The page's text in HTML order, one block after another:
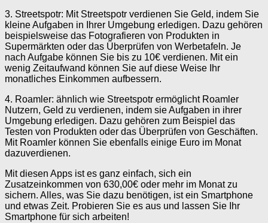
3. Streetspotr: Mit Streetspotr verdienen Sie Geld, indem Sie
kleine Aufgaben in Ihrer Umgebung erledigen. Dazu gehören
beispielsweise das Fotografieren von Produkten in
Supermärkten oder das Überprüfen von Werbetafeln. Je
nach Aufgabe können Sie bis zu 10€ verdienen. Mit ein
wenig Zeitaufwand können Sie auf diese Weise Ihr
monatliches Einkommen aufbessern.
4. Roamler: ähnlich wie Streetspotr ermöglicht Roamler
Nutzern, Geld zu verdienen, indem sie Aufgaben in ihrer
Umgebung erledigen. Dazu gehören zum Beispiel das
Testen von Produkten oder das Überprüfen von Geschäften.
Mit Roamler können Sie ebenfalls einige Euro im Monat
dazuverdienen.
Mit diesen Apps ist es ganz einfach, sich ein
Zusatzeinkommen von 630,00€ oder mehr im Monat zu
sichern. Alles, was Sie dazu benötigen, ist ein Smartphone
und etwas Zeit. Probieren Sie es aus und lassen Sie Ihr
Smartphone für sich arbeiten!